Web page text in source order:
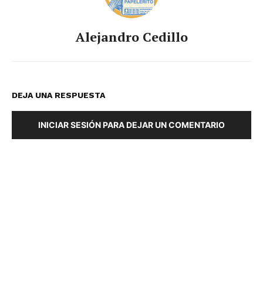
Alejandro Cedillo
DEJA UNA RESPUESTA
INICIAR SESIÓN PARA DEJAR UN COMENTARIO